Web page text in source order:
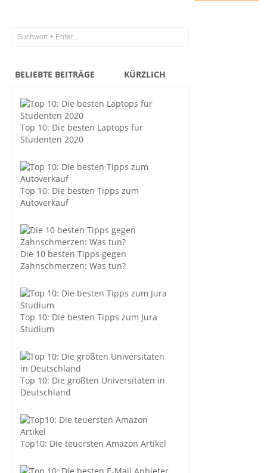
BELIEBTE BEITRÄGE KÜRZLICH
Top 10: Die besten Laptops für
Studenten 2020
Top 10: Die besten Tipps zum
Autoverkauf
Die 10 besten Tipps gegen
Zahnschmerzen: Was tun?
Top 10: Die besten Tipps zum Jura
Studium
Top 10: Die größten Universitäten in
Deutschland
Top10: Die teuersten Amazon Artikel